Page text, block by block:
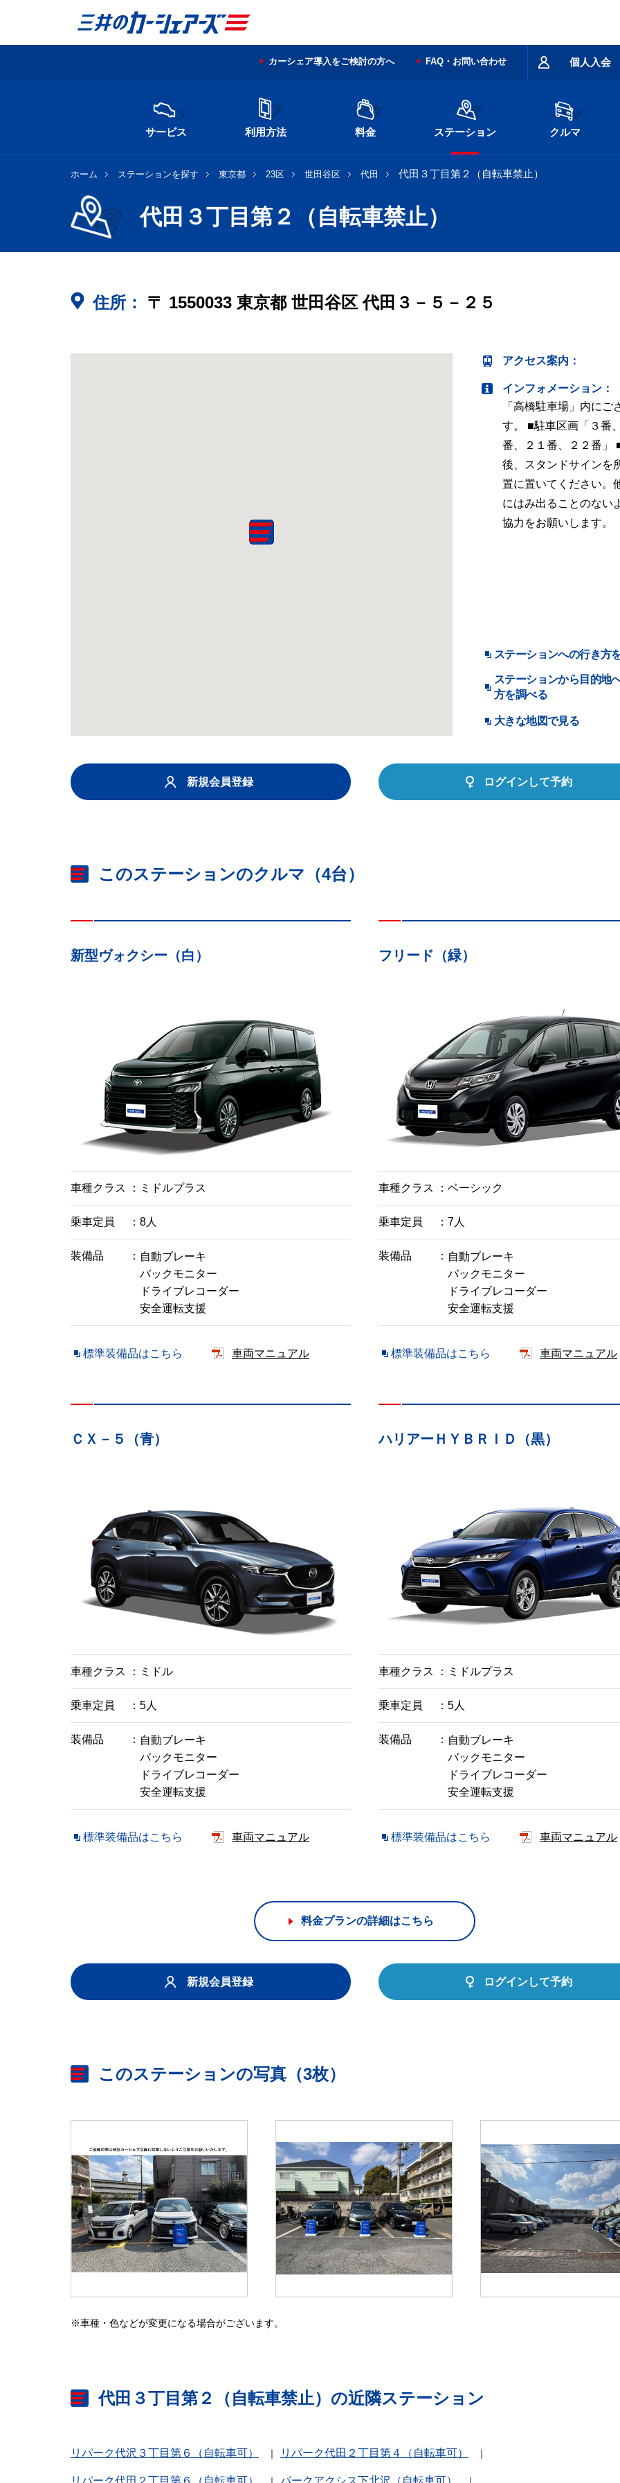
個人入会
カーシェア導入をご検討の方へ FAQ・お問い合わせ
サービス 利用方法 料金 ステーション クルマ
ホーム ステーションを探す 東京都 23区 世田谷区 代田 代田３丁目第２（自転車禁止）
代田３丁目第２（自転車禁止）
住所： 〒 1550033 東京都 世田谷区 代田３－５－２５
アクセス案内 ：
インフォメーション：
「高橋駐車場」内にご
す。 ■駐車区画「３番
番、２１番、２２番」
後、スタンドサインを
置に置いてください。
にはみ出ることのない
協力をお願いします。
ステーションへの行き方
ステーションから目的地
方を調べる
大きな地図で見る
新規会員登録 ログインして予約
このステーションのクルマ（4台）
新型ヴォクシー（白）
車種クラス ミドルプラス
乗車定員 8人
装備品
自動ブレーキ
バックモニター
ドライブレコーダー
安全運転支援
標準装備品はこちら 車両マニュアル
フリード（緑）
車種クラス ベーシック
乗車定員 7人
装備品
自動ブレーキ
バックモニター
ドライブレコーダー
安全運転支援
標準装備品はこちら 車両マニュアル
ＣＸ－５（青）
車種クラス ミドル
乗車定員 5人
装備品
自動ブレーキ
バックモニター
ドライブレコーダー
安全運転支援
標準装備品はこちら 車両マニュアル
ハリアーＨＹＢＲＩＤ（黒）
車種クラス ミドルプラス
乗車定員 5人
装備品
自動ブレーキ
バックモニター
ドライブレコーダー
安全運転支援
標準装備品はこちら 車両マニュアル
料金プランの詳細はこちら
新規会員登録 ログインして予約
このステーションの写真（3枚）
※車種・色などが変更になる場合がございます。
代田３丁目第２（自転車禁止）の近隣ステーション
リパーク代沢３丁目第６（自転車可） リパーク代田２丁目第４（自転車可）
リパーク代田２丁目第６（自転車可） パークアクシス下北沢（自転車可）